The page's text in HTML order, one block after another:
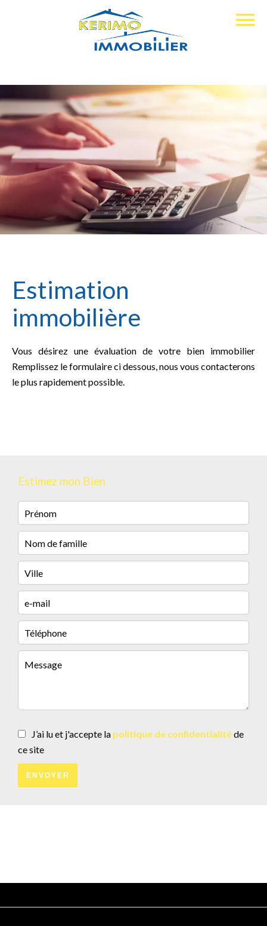
Estimation
immobilière
Vous désirez une évaluation de votre bien immobilier
Remplissez le formulaire ci dessous, nous vous contacterons
le plus rapidement possible.
Estimez mon Bien
J’ai lu et j'accepte la politique de confidentialitéde
ce site
ENVOYER